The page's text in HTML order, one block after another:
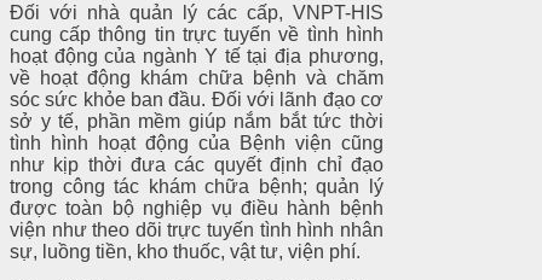
Đối với nhà quản lý các cấp, VNPT-HIS
cung cấp thông tin trực tuyến về tình hình
hoạt động của ngành Y tế tại địa phương,
về hoạt động khám chữa bệnh và chăm
sóc sức khỏe ban đầu. Đối với lãnh đạo cơ
sở y tế, phần mềm giúp nắm bắt tức thời
tình hình hoạt động của Bệnh viện cũng
như kịp thời đưa các quyết định chỉ đạo
trong công tác khám chữa bệnh; quản lý
được toàn bộ nghiệp vụ điều hành bệnh
viện như theo dõi trực tuyến tình hình nhân
sự, luồng tiền, kho thuốc, vật tư, viện phí.